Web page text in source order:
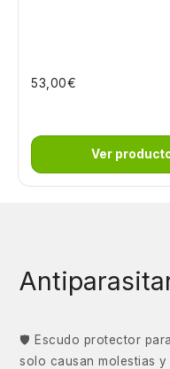
53,00€
Ver
🛡️ Escudo protector
solo causan molestias